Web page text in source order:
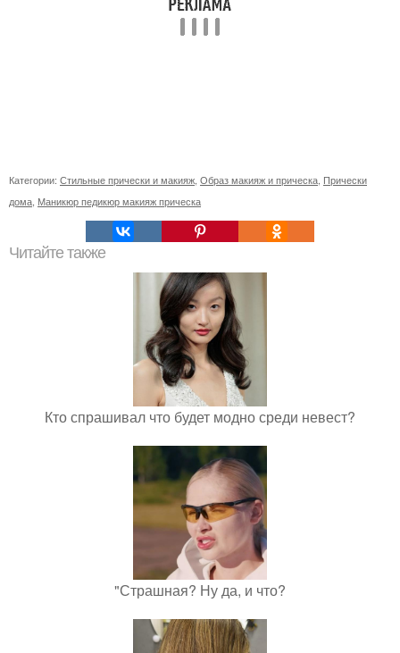
Категории: Стильные прически и макияж Образ макияж и прическа Прически
дома Маникюр педикюр макияж прическа
Читайте также
Кто спрашивал что будет модно среди невест?
"Страшная? Ну да, и что?